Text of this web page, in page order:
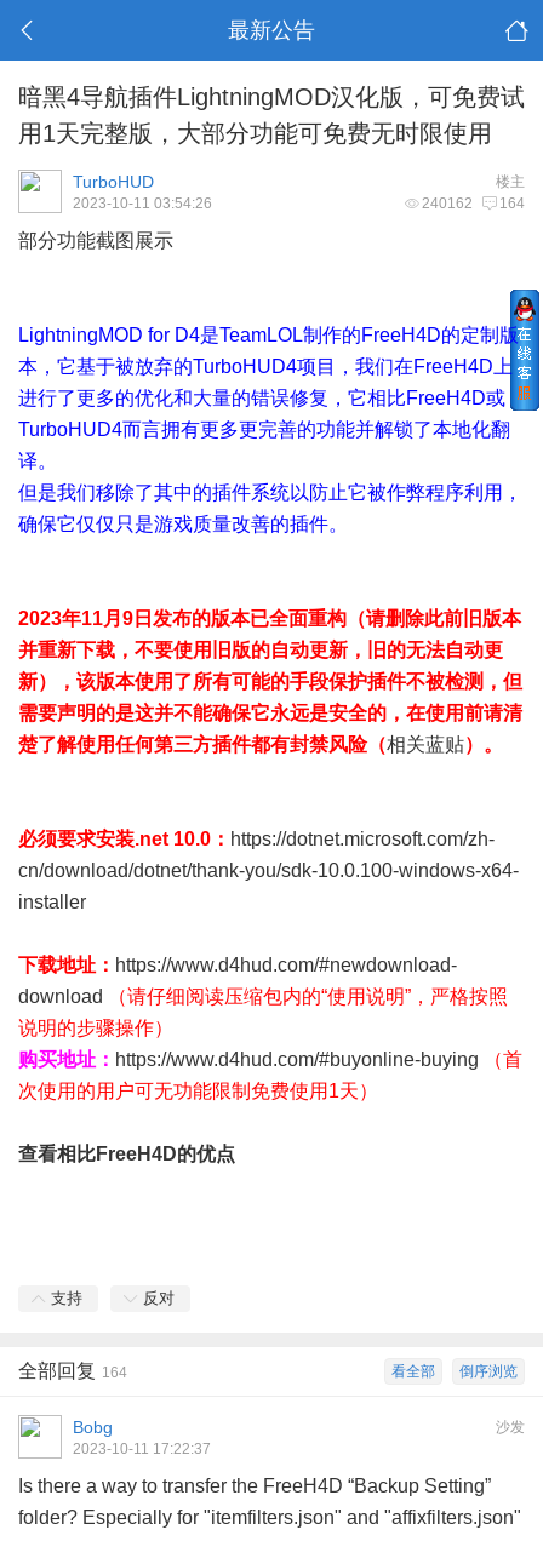
最新公告
暗黑4导航插件LightningMOD汉化版，可免费试
用1天完整版，大部分功能可免费无时限使用
楼主
TurboHUD
240162 164
2023-10-11 03:54:26
部分功能截图展示
LightningMOD for D4是TeamLOL制作的FreeH4D的定制版
本，它基于被放弃的TurboHUD4项目，我们在FreeH4D上
进行了更多的优化和大量的错误修复，它相比FreeH4D或
TurboHUD4而言拥有更多更完善的功能并解锁了本地化翻
译。
但是我们移除了其中的插件系统以防止它被作弊程序利用，
确保它仅仅只是游戏质量改善的插件。
2023年11月9日发布的版本已全面重构（请删除此前旧版本
并重新下载，不要使用旧版的自动更新，旧的无法自动更
新），该版本使用了所有可能的手段保护插件不被检测，但
需要声明的是这并不能确保它永远是安全的，在使用前请清
楚了解使用任何第三方插件都有封禁风险（相关蓝贴）。
必须要求安装.net 10.0： https://dotnet.microsoft.com/zh-
cn/download/dotnet/thank-you/sdk-10.0.100-windows-x64-
installer
下载地址： https://www.d4hud.com/#newdownload-
download
（请仔细阅读压缩包内的“使用说明”，严格按照
说明的步骤操作）
购买地址： https://www.d4hud.com/#buyonline-buying
（首
次使用的用户可无功能限制免费使用1天）
查看相比FreeH4D的优点
支持 反对
倒序浏览
看全部
全部回复 164
沙发
Bobg
2023-10-11 17:22:37
Is there a way to transfer the FreeH4D “Backup Setting”
folder? Especially for "itemfilters.json" and "affixfilters.json"